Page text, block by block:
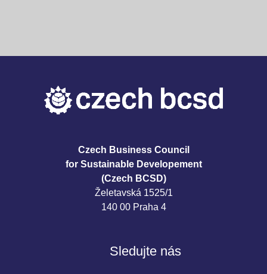
Czech Business Council
for Sustainable Developement
(Czech BCSD)
Želetavská 1525/1
140 00 Praha 4
Sledujte nás